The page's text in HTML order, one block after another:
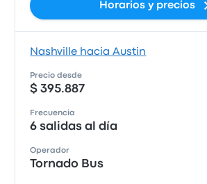
Horarios y precios
Nashville hacia Austin
Precio desde
$ 395.887
Frecuencia
6 salidas al día
Operador
Tornado Bus